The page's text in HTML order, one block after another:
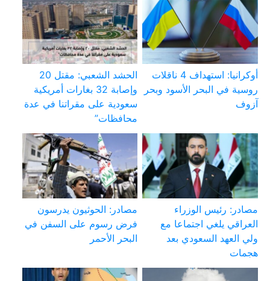
أوكرانيا: استهداف 4 ناقلات
روسية في البحر الأسود وبحر
آزوف
الحشد الشعبي: مقتل 20
وإصابة 32 بغارات أمريكية
سعودية على مقراتنا في عدة
محافظات”
مصادر: رئيس الوزراء
العراقي يلغي اجتماعا مع
ولي العهد السعودي بعد
هجمات
مصادر: الحوثيون يدرسون
فرض رسوم على السفن في
البحر الأحمر